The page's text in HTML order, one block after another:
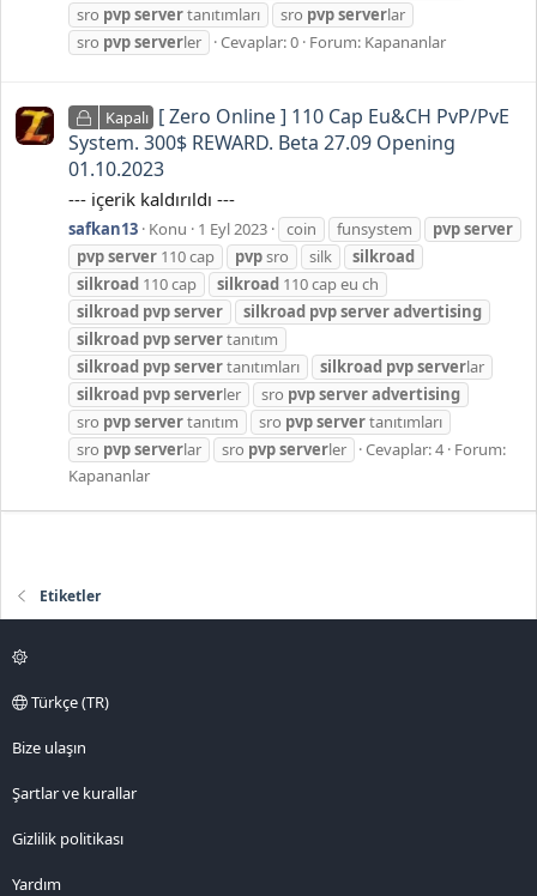
sro pvpservertanıtımları sro pvpserverlar
sro pvpserverler Cevaplar: 0 Forum: Kapananlar
Kapalı [ Zero Online ] 110 Cap Eu&CH PvP/PvE
System. 300$ REWARD. Beta 27.09 Opening
01.10.2023
--- içerik kaldırıldı ---
safkan13 Konu 1 Eyl 2023 coin funsystem pvpserver
pvpserver 110 cap pvpsro silk
silkroad
silkroad 110 cap silkroad 110 cap eu ch
silkroad pvpserver silkroad pvpserveradvertising
silkroad pvpservertanıtım
silkroad pvpservertanıtımları silkroad pvpserverlar
silkroad pvpserverler sro pvpserveradvertising
sro pvpservertanıtım sro pvpservertanıtımları
sro pvpserverlar sro pvpserverler Cevaplar: 4 Forum:
Kapananlar
Etiketler
Türkçe (TR)
Bize ulaşın
Şartlar ve kurallar
Gizlilik politikası
Yardım